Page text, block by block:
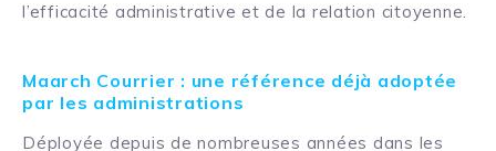
l’efficacité administrative et de la relation citoyenne.
Maarch Courrier : une référence déjà adoptée
par les administrations
Déployée depuis de nombreuses années dans les